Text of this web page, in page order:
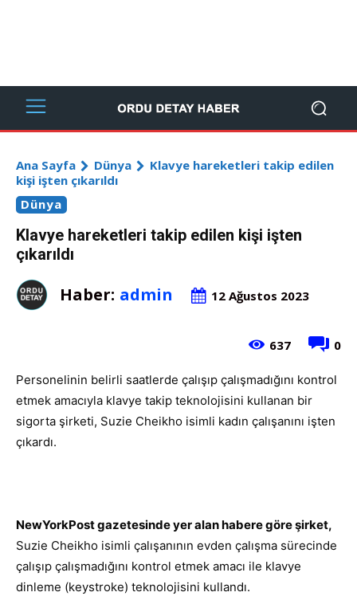
Ana Sayfa Dünya
Klavye hareketleri takip edilen
kişi işten çıkarıldı
Dünya
Klavye hareketleri takip edilen kişi işten
çıkarıldı
Haber: admin 12 Ağustos 2023
0
637
Personelinin belirli saatlerde çalışıp çalışmadığını kontrol
etmek amacıyla klavye takip teknolojisini kullanan bir
sigorta şirketi, Suzie Cheikho isimli kadın çalışanını işten
çıkardı.
NewYorkPost gazetesinde yer alan habere göre şirket,
Suzie Cheikho isimli çalışanının evden çalışma sürecinde
çalışıp çalışmadığını kontrol etmek amacı ile klavye
dinleme (keystroke) teknolojisini kullandı.